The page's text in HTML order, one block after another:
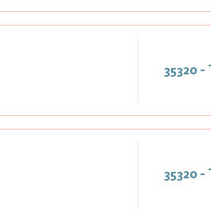
35320
35320